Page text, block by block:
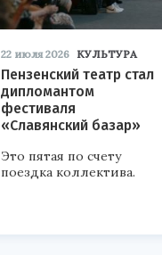
22 июля 2026 КУЛЬТУРА
Пензенский театр стал
дипломантом
фестиваля
«Славянский базар»
Это пятая по счету
поездка коллектива.